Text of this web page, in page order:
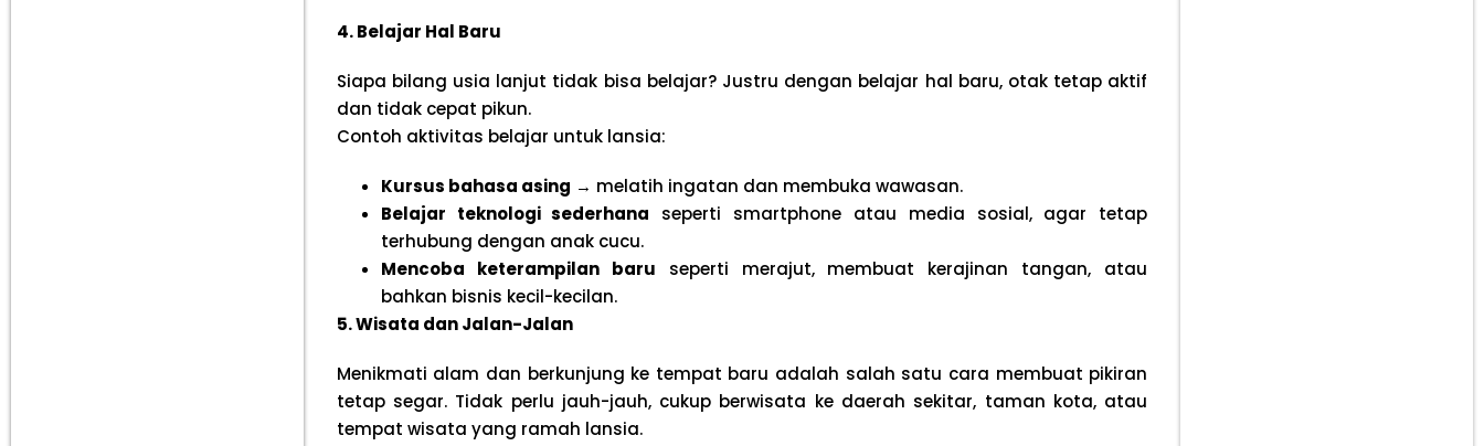
4. Belajar Hal Baru
Siapa bilang usia lanjut tidak bisa belajar? Justru dengan belajar hal baru, otak tetap aktif
dan tidak cepat pikun.
Contoh aktivitas belajar untuk lansia:
Kursus bahasa asing → melatih ingatan dan membuka wawasan.
Belajar teknologi sederhana seperti smartphone atau media sosial, agar tetap
terhubung dengan anak cucu.
Mencoba keterampilan baru seperti merajut, membuat kerajinan tangan, atau
bahkan bisnis kecil-kecilan.
5. Wisata dan Jalan-Jalan
Menikmati alam dan berkunjung ke tempat baru adalah salah satu cara membuat pikiran
tetap segar. Tidak perlu jauh-jauh, cukup berwisata ke daerah sekitar, taman kota, atau
tempat wisata yang ramah lansia.